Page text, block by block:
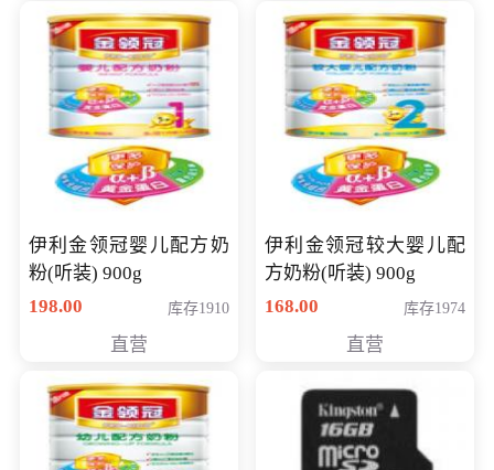
伊利金领冠婴儿配方奶
粉(听装) 900g
198.00
库存1910
直营
伊利金领冠较大婴儿配
方奶粉(听装) 900g
168.00
库存1974
直营